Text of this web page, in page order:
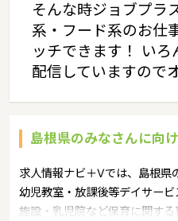
そんな時ジョブプラ
系・フード系のお仕
ッチできます！ い
配信していますので
島根県のみなさんに向
求人情報ナビ＋Vでは、島根県
幼児教室・放課後等デイサー
施設・乳児院など保育に関す